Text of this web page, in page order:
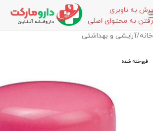
پرش به ناوبری
رفتن به محتوای اصلی
خانه/آرایشی و بهداشتی
فروخته شده